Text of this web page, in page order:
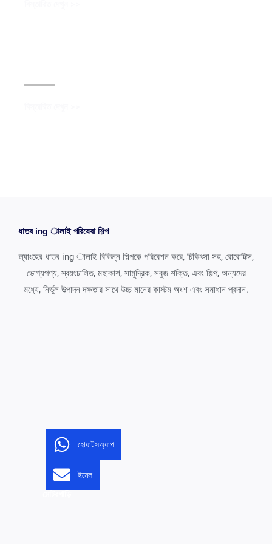
ধাতব ing ালাই পরিষেবা শিল্প
ল্যাংহের ধাতব ing ালাই বিভিন্ন শিল্পকে পরিবেশন করে, চিকিৎসা সহ, রোবোটিক্স,
ভোগ্যপণ্য, স্বয়ংচালিত, মহাকাশ, সামুদ্রিক, সবুজ শক্তি, এবং শিল্প, অন্যদের
মধ্যে, নির্ভুল উত্পাদন দক্ষতার সাথে উচ্চ মানের কাস্টম অংশ এবং সমাধান প্রদান.
হোয়াটসঅ্যাপ
ইমেল